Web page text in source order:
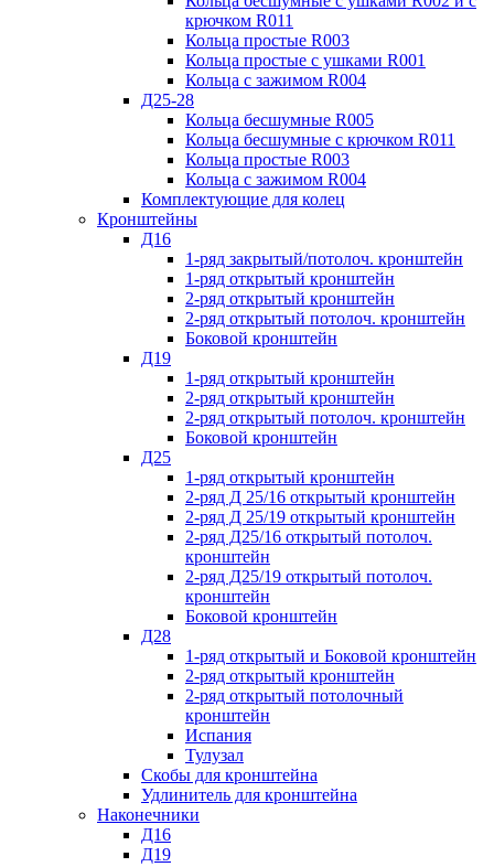
крючком R011
Кольца простые R003
Кольца простые с ушками R001
Кольца с зажимом R004
Д25-28
Кольца бесшумные R005
Кольца бесшумные с крючком R011
Кольца простые R003
Кольца с зажимом R004
Комплектующие для колец
Кронштейны
Д16
1-ряд закрытый/потолоч. кронштейн
1-ряд открытый кронштейн
2-ряд открытый кронштейн
2-ряд открытый потолоч. кронштейн
Боковой кронштейн
Д19
1-ряд открытый кронштейн
2-ряд открытый кронштейн
2-ряд открытый потолоч. кронштейн
Боковой кронштейн
Д25
1-ряд открытый кронштейн
2-ряд Д 25/16 открытый кронштейн
2-ряд Д 25/19 открытый кронштейн
2-ряд Д25/16 открытый потолоч.
кронштейн
2-ряд Д25/19 открытый потолоч.
кронштейн
Боковой кронштейн
Д28
1-ряд открытый и Боковой кронштейн
2-ряд открытый кронштейн
2-ряд открытый потолочный
кронштейн
Испания
Тулузал
Скобы для кронштейна
Удлинитель для кронштейна
Наконечники
Д16
Д19